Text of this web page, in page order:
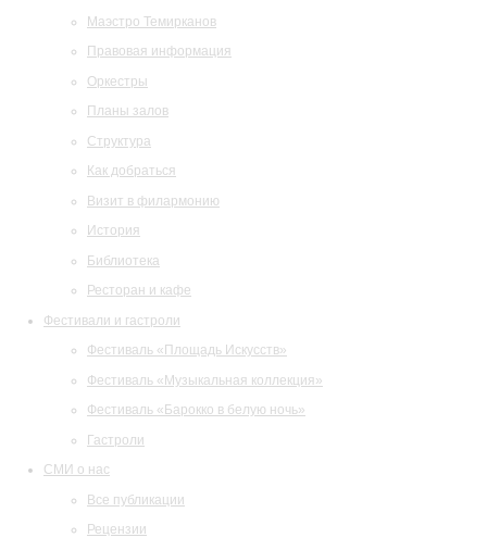
Маэстро Темирканов
Правовая информация
Оркестры
Планы залов
Структура
Как добраться
Визит в филармонию
История
Библиотека
Ресторан и кафе
Фестивали и гастроли
Фестиваль «Площадь Искусств»
Фестиваль «Музыкальная коллекция»
Фестиваль «Барокко в белую ночь»
Гастроли
СМИ о нас
Все публикации
Рецензии